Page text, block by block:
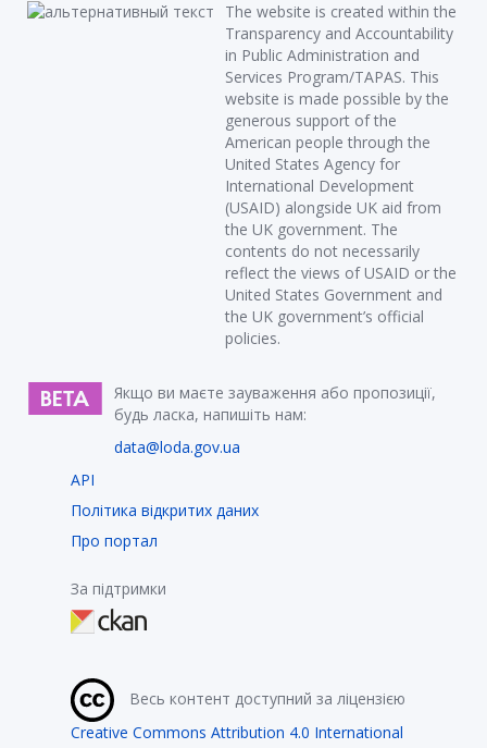
The website is created within the
Transparency and Accountability
in Public Administration and
Services Program/TAPAS. This
website is made possible by the
generous support of the
American people through the
United States Agency for
International Development
(USAID) alongside UK aid from
the UK government. The
contents do not necessarily
reflect the views of USAID or the
United States Government and
the UK government’s official
policies.
Якщо ви маєте зауваження або пропозиції,
будь ласка, напишіть нам:
data@loda.gov.ua
API
Політика відкритих даних
Про портал
За підтримки
Весь контент доступний за ліцензією
Creative Commons Attribution 4.0 International